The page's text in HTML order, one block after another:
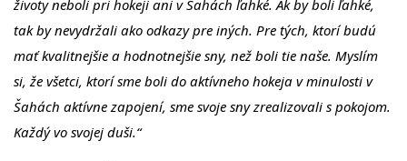
životy neboli pri hokeji ani v Šahách ľahké. Ak by boli ľahké,
tak by nevydržali ako odkazy pre iných. Pre tých, ktorí budú
mať kvalitnejšie a hodnotnejšie sny, než boli tie naše. Myslím
si, že všetci, ktorí sme boli do aktívneho hokeja v minulosti v
Šahách aktívne zapojení, sme svoje sny zrealizovali s pokojom.
Každý vo svojej duši.“